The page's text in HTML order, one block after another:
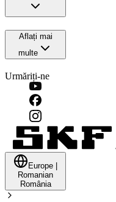
Aflați mai
multe
Urmăriți-ne
Europe
Romanian
România